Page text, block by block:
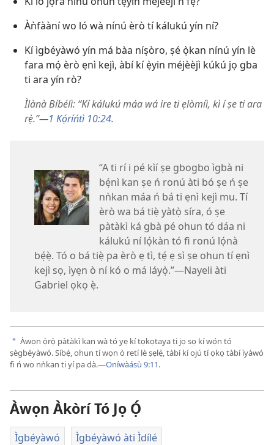
Àǹfààní wo ló wà nínú èrò tí kálukú yín ní?
Kí ìgbéyàwó yín má bàa níṣòro, ṣé ọ̀kan nínú yín lè
fara mọ́ èrò ẹnì kejì, àbí kí ẹ̀yin méjèèjì kúkú jọ gba
ti ara yín rò?
Ìlànà Bíbélì: “Kí kálukú máa wá ire ti ẹlòmíì, kì í ṣe ti ara
rẹ̀.”​—1 Kọ́ríńtì 10:24.
“A ti rí i pé kìí ṣe gbogbo ìgbà ni
bẹ́nì kan ṣe ń ronú àti bó ṣe ń ṣe
nǹkan máa ń bá ti ẹnì kejì mu. Tí
èrò wa bá tiẹ̀ yàtọ̀ síra, ó ṣe
pàtàkì ká gbà pé ohun tó dáa ni
kálukú ní lọ́kàn tó fi ronú lọ́nà
bẹ́ẹ̀. Tó o bá tiẹ̀ pa èrò ẹ tì, tẹ́ ẹ sì ṣe ohun tí ẹnì
kejì sọ, ìyẹn ò ní kó o má láyọ̀.”​—Nayeli àti
Gabriel ọkọ ẹ̀.
a Àwọn ọ̀rọ̀ pàtàkì kan wà tó yẹ kí tọkọtaya ti jọ sọ kí wọ́n tó
ṣègbéyàwó. Síbẹ̀, ohun tí wọn ò retí lè ṣẹlẹ̀, tàbí kí ojú tí ọkọ tàbí ìyàwó
fi ń wo nǹkan ti yí pa dà.​—Oníwàásù 9:11.
Àwọn Àkòrí Tó Jọ Ọ́
Ìgbéyàwó Ìgbéyàwó àti Ìdílé